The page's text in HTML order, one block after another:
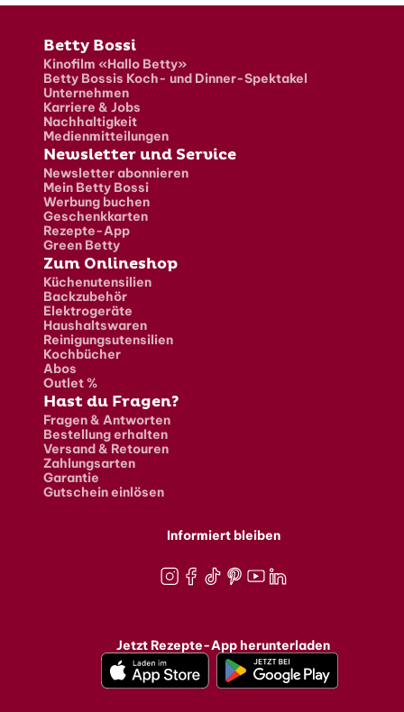
Fusszeile
Betty Bossi
Kinofilm «Hallo Betty»
Betty Bossis Koch- und Dinner-Spektakel
Unternehmen
Karriere & Jobs
Nachhaltigkeit
Medienmitteilungen
Newsletter und Service
Newsletter abonnieren
Mein Betty Bossi
Werbung buchen
Geschenkkarten
Rezepte-App
Green Betty
Zum Onlineshop
Küchenutensilien
Backzubehör
Elektrogeräte
Haushaltswaren
Reinigungsutensilien
Kochbücher
Abos
Outlet %
Hast du Fragen?
Fragen & Antworten
Bestellung erhalten
Versand & Retouren
Zahlungsarten
Garantie
Gutschein einlösen
Informiert bleiben
Jetzt Rezepte-App herunterladen